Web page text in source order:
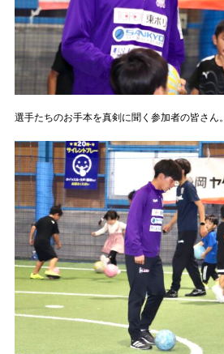
選手たちのお手本を真剣に聞く参加者の皆さん。